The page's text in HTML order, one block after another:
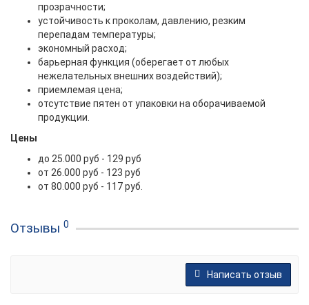
прозрачности;
устойчивость к проколам, давлению, резким
перепадам температуры;
экономный расход;
барьерная функция (оберегает от любых
нежелательных внешних воздействий);
приемлемая цена;
отсутствие пятен от упаковки на оборачиваемой
продукции.
Цены
до 25.000 руб - 129 руб
от 26.000 руб - 123 руб
от 80.000 руб - 117 руб.
Отзывы 0
Написать отзыв